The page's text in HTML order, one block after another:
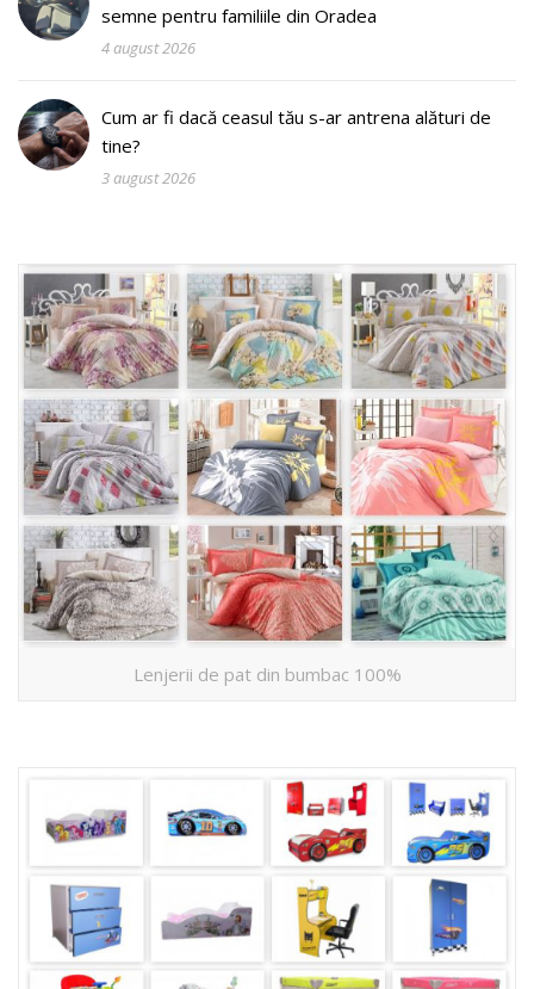
semne pentru familiile din Oradea
4 august 2026
Cum ar fi dacă ceasul tău s-ar antrena alături de
tine?
3 august 2026
Lenjerii de pat din bumbac 100%